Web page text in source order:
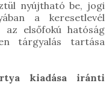
nyújtható be, jogi
a keresetlevél
az elsőfokú hatóság
tárgyalás tartása
kiadása iránti